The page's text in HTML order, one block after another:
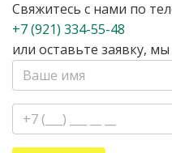
Свяжитесь с нами по
+7 (921) 334-55-48
или оставьте заявку,